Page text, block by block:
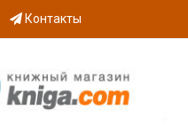
Контакты